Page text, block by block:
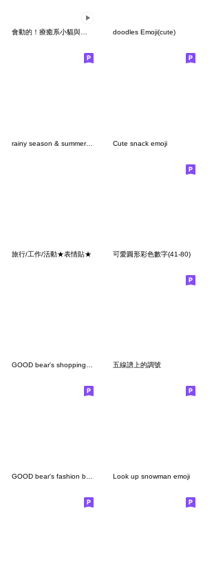
會動的！療癒系小貓與倉鼠表情符號 doodles Emoji(cute)
rainy season & summer & weather Cute snack emoji
旅行/工作/活動★表情貼★ 可愛圓形彩色數字(41-80)
GOOD bear's shopping emoji; commodities 五線譜上的調號
Look up snowman emoji